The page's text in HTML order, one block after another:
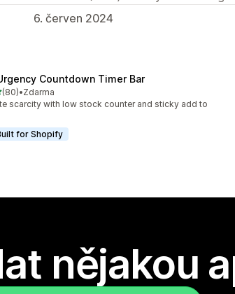
6. červen 2024
Countdown Timer Bar
hvězd
(80)počet recenzí: 80
•Zdarma
scarcity with low stock counter and sticky add to
for Shopify
nějakou